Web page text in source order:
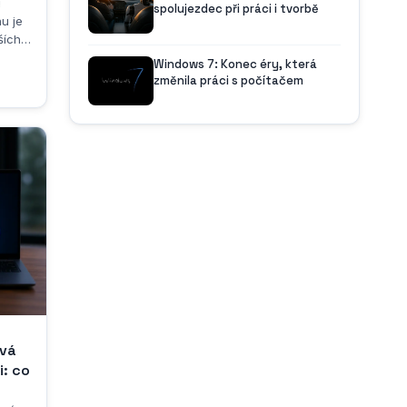
je
a
na
co
spolujezdec při práci i tvorbě
Windows 7: Konec éry, která
změnila práci s počítačem